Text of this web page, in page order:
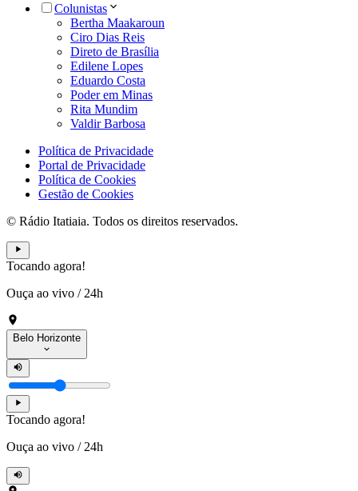
Colunistas
Bertha Maakaroun
Ciro Dias Reis
Direto de Brasília
Edilene Lopes
Eduardo Costa
Poder em Minas
Rita Mundim
Valdir Barbosa
Política de Privacidade
Portal de Privacidade
Política de Cookies
Gestão de Cookies
© Rádio Itatiaia. Todos os direitos reservados.
Tocando agora!
Ouça ao vivo / 24h
Belo Horizonte
Tocando agora!
Ouça ao vivo / 24h